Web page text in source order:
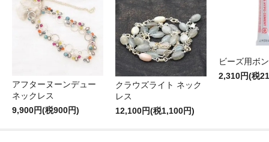
アフターヌーンデュー
ネックレス
9,900円(税900円)
クラウズライト ネック
レス
12,100円(税1,100円)
ビーズ用ボ
2,310円(税